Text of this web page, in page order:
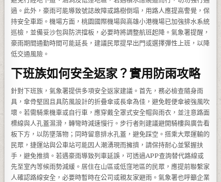
過。此外，豪雨可能導致號誌故障或路樹倒塌，用路人應提高警覺，保
持安全車距。機場方面，桃園國際機場與高雄小港機場已加強排水系統
巡檢，並備妥沙包與防洪擋板，必要時將調整航班起降。氣象署提醒，
豪雨期間通勤時間可能延長，建議民眾提早出門或選擇彈性上班，以降
低交通風險。
下班族如何安全返家？實用防雨攻略
針對下班族，氣象署提供多項安全返家建議。首先，務必檢查隨身雨
具，傘骨堅固且具防風設計的折疊傘或長傘為佳，避免輕便傘被強風吹
壞。若需騎乘機車或自行車，應穿戴全罩式安全帽與雨衣，並注意路面
標線與人孔蓋濕滑，轉彎時減速慢行。步行者則建議避開騎樓與廣告看
板下方，以防墜落物；同時留意排水孔蓋，避免踩空。搭乘大眾運輸的
民眾，捷運站與公車站可能因人潮湧現而擁擠，請保持耐心並緊握扶
手，避免推擠。若遇豪雨導致列車延誤，可透過APP查詢替代路線或
先至室內等候雨勢減緩。居住在山區或低窪地區的民眾，應提前聯繫家
人確認路線安全，必要時暫時在公司或親友家避雨。氣象署也呼籲企業